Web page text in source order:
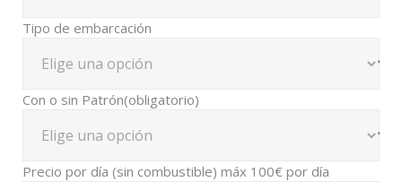
Tipo de embarcación
Con o sin Patrón(obligatorio)
Precio por día (sin combustible) máx 100€ por día